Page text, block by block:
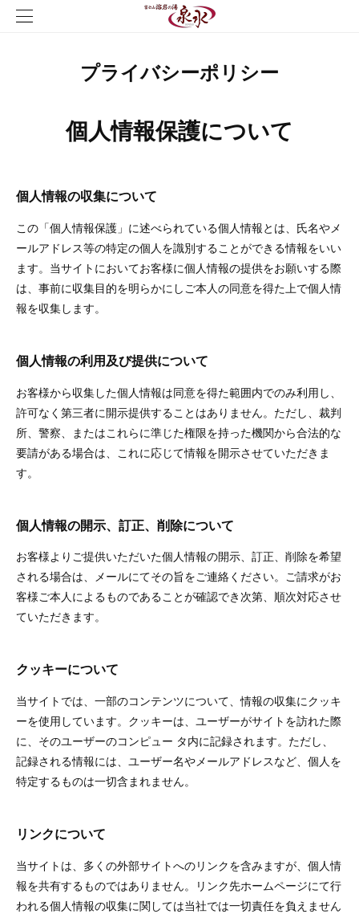
プライバシーポリシー
個人情報保護について
個人情報の収集について
この「個人情報保護」に述べられている個人情報とは、氏名やメ
ールアドレス等の特定の個人を識別することができる情報をいい
ます。当サイトにおいてお客様に個人情報の提供をお願いする際
は、事前に収集目的を明らかにしご本人の同意を得た上で個人情
報を収集します。
個人情報の利用及び提供について
お客様から収集した個人情報は同意を得た範囲内でのみ利用し、
許可なく第三者に開示提供することはありません。ただし、裁判
所、警察、またはこれらに準じた権限を持った機関から合法的な
要請がある場合は、これに応じて情報を開示させていただきま
す。
個人情報の開示、訂正、削除について
お客様よりご提供いただいた個人情報の開示、訂正、削除を希望
される場合は、メールにてその旨をご連絡ください。ご請求がお
客様ご本人によるものであることが確認でき次第、順次対応させ
ていただきます。
クッキーについて
当サイトでは、一部のコンテンツについて、情報の収集にクッキ
ーを使用しています。クッキーは、ユーザーがサイトを訪れた際
に、そのユーザーのコンピュー タ内に記録されます。ただし、
記録される情報には、ユーザー名やメールアドレスなど、個人を
特定するものは一切含まれません。
リンクについて
当サイトは、多くの外部サイトへのリンクを含みますが、個人情
報を共有するものではありません。リンク先ホームページにて行
われる個人情報の収集に関しては当社では一切責任を負えません